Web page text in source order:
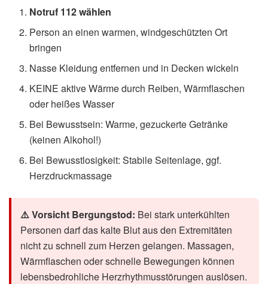
findest du in unserem Artikel zu den
Erste Hilfe bei Erfrierungen und
Unterkühlung
Wenn du eine unterkühlte oder erfrorene Person findest, ist